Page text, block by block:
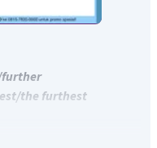
further
the furthest